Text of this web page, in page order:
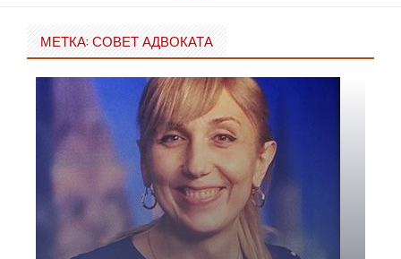
SKIP TO CONTENT
МЕТКА: СОВЕТ АДВОКАТА